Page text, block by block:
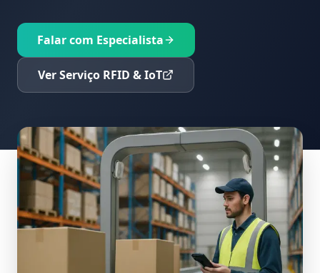
Falar com Especialista
Ver Serviço RFID & IoT